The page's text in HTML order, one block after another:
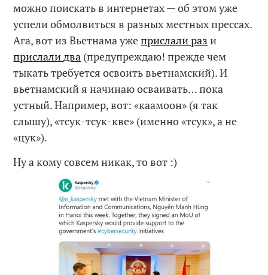
можно поискать в интернетах — об этом уже
успели обмолвиться в разных местных прессах.
Ага, вот из Вьетнама ужеприслали раз и
прислали два (предупреждаю! прежде чем
тыкать требуется освоить вьетнамский). И
вьетнамский я начинаю осваивать… пока
устный. Например, вот: «каамоон» (я так
слышу), «тсук-тсук-кве» (именно «тсук», а не
«цук»).
Ну а кому совсем никак, то вот :)